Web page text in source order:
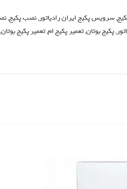
,سرویس پکیج ایران رادیاتور,نصب پکیج,
,پکیج بوتان,تعمیر پکیج ام,تعمیر پکیج بوتان,